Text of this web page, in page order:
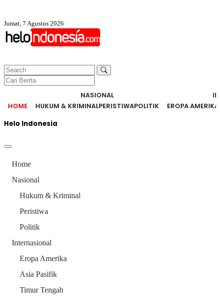
Jumat, 7 Agustus 2026
HOME
NASIONAL
HUKUM & KRIMINALPERISTIWAPOLITIK
EROPA AMERIKA
Helo Indonesia
Home
Nasional
Hukum & Kriminal
Peristiwa
Politik
Internasional
Eropa Amerika
Asia Pasifik
Timur Tengah